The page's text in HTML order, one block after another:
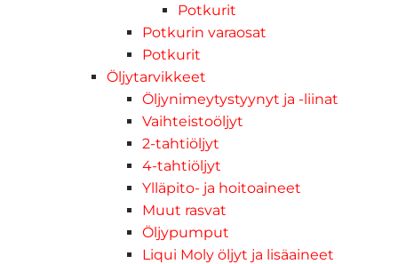
Potkurit
Potkurin varaosat
Potkurit
Öljytarvikkeet
Öljynimeytystyynyt ja -liinat
Vaihteistoöljyt
2-tahtiöljyt
4-tahtiöljyt
Ylläpito- ja hoitoaineet
Muut rasvat
Öljypumput
Liqui Moly öljyt ja lisäaineet